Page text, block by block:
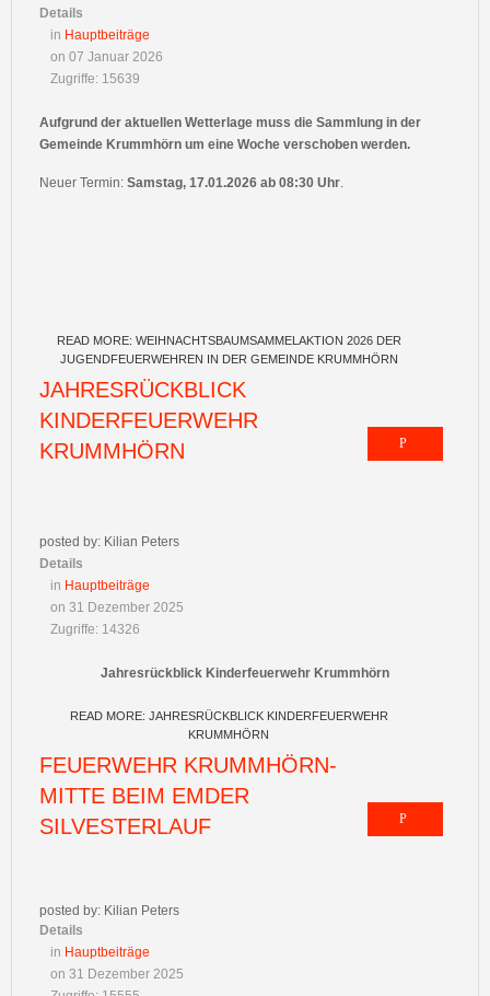
Details
in Hauptbeiträge
on 07 Januar 2026
Zugriffe: 15639
Aufgrund der aktuellen Wetterlage muss die Sammlung in der
Gemeinde Krummhörn um eine Woche verschoben werden.
Neuer Termin: Samstag, 17.01.2026 ab 08:30 Uhr.
READ MORE: WEIHNACHTSBAUMSAMMELAKTION 2026 DER
JUGENDFEUERWEHREN IN DER GEMEINDE KRUMMHÖRN
JAHRESRÜCKBLICK
KINDERFEUERWEHR
KRUMMHÖRN
posted by: Kilian Peters
Details
in Hauptbeiträge
on 31 Dezember 2025
Zugriffe: 14326
Jahresrückblick Kinderfeuerwehr Krummhörn
READ MORE: JAHRESRÜCKBLICK KINDERFEUERWEHR
KRUMMHÖRN
FEUERWEHR KRUMMHÖRN-
MITTE BEIM EMDER
SILVESTERLAUF
posted by: Kilian Peters
Details
in Hauptbeiträge
on 31 Dezember 2025